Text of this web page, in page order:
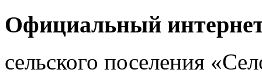
Официальный
cельского поселения